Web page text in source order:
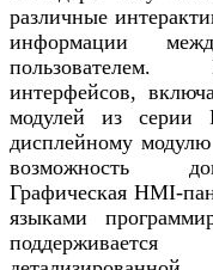
различные
информации
пользователем.
интерфейсов,
модулей из серии
дисплейному
возможность
Графическая HMI-
языками